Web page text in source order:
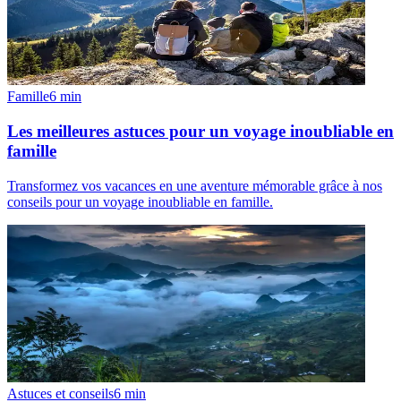
Famille6 min
Les meilleures astuces pour un voyage inoubliable en
famille
Transformez vos vacances en une aventure mémorable grâce à nos
conseils pour un voyage inoubliable en famille.
Astuces et conseils6 min